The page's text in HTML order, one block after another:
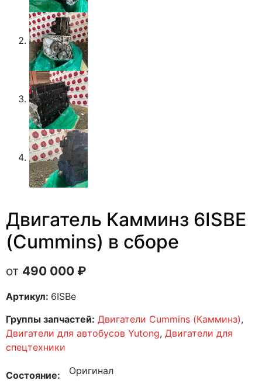
Двигатель Камминз 6ISBE
(Cummins) в сборе
490 000 ₽
Артикул: 6ISBe
Группы запчастей: Двигатели Cummins (Камминз),
Двигатели для автобусов Yutong, Двигатели для
спецтехники
Состояние Оригинал